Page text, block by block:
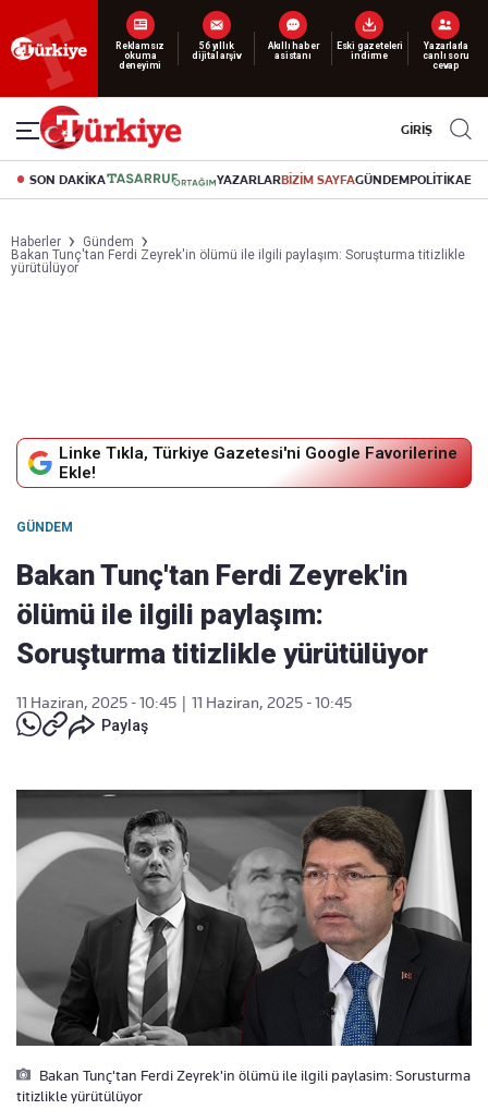
Yeni nesil dijital
abonelik 19 TL’den başlayan fiyatlarla.
GİRİŞ
SON DAKİKA YAZARLARBİZİM SAYFAGÜNDEMPOLİTİKA
Haberler
Gündem
Bakan Tunç'tan Ferdi Zeyrek'in ölümü ile ilgili paylaşım: Soruşturma titizlikle
yürütülüyor
Linke Tıkla, Türkiye Gazetesi'ni Google Favorilerine
Ekle!
GÜNDEM
Bakan Tunç'tan Ferdi Zeyrek'in
ölümü ile ilgili paylaşım:
Soruşturma titizlikle yürütülüyor
11 Haziran, 2025 - 10:45
11 Haziran, 2025 - 10:45
Paylaş
Bakan Tunç'tan Ferdi Zeyrek'in ölümü ile ilgili paylasim: Sorusturma
titizlikle yürütülüyor